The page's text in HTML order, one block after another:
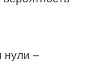
нули –